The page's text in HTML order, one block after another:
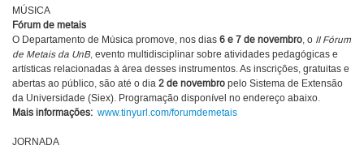
MÚSICA
Fórum de metais
O Departamento de Música promove, nos dias 6 e 7 de novembro, o II Fórum
de Metais da UnB, evento multidisciplinar sobre atividades pedagógicas e
artísticas relacionadas à área desses instrumentos. As inscrições, gratuitas e
abertas ao público, são até o dia 2 de novembro pelo Sistema de Extensão
da Universidade (Siex). Programação disponível no endereço abaixo.
Mais informações: www.tinyurl.com/forumdemetais
JORNADA